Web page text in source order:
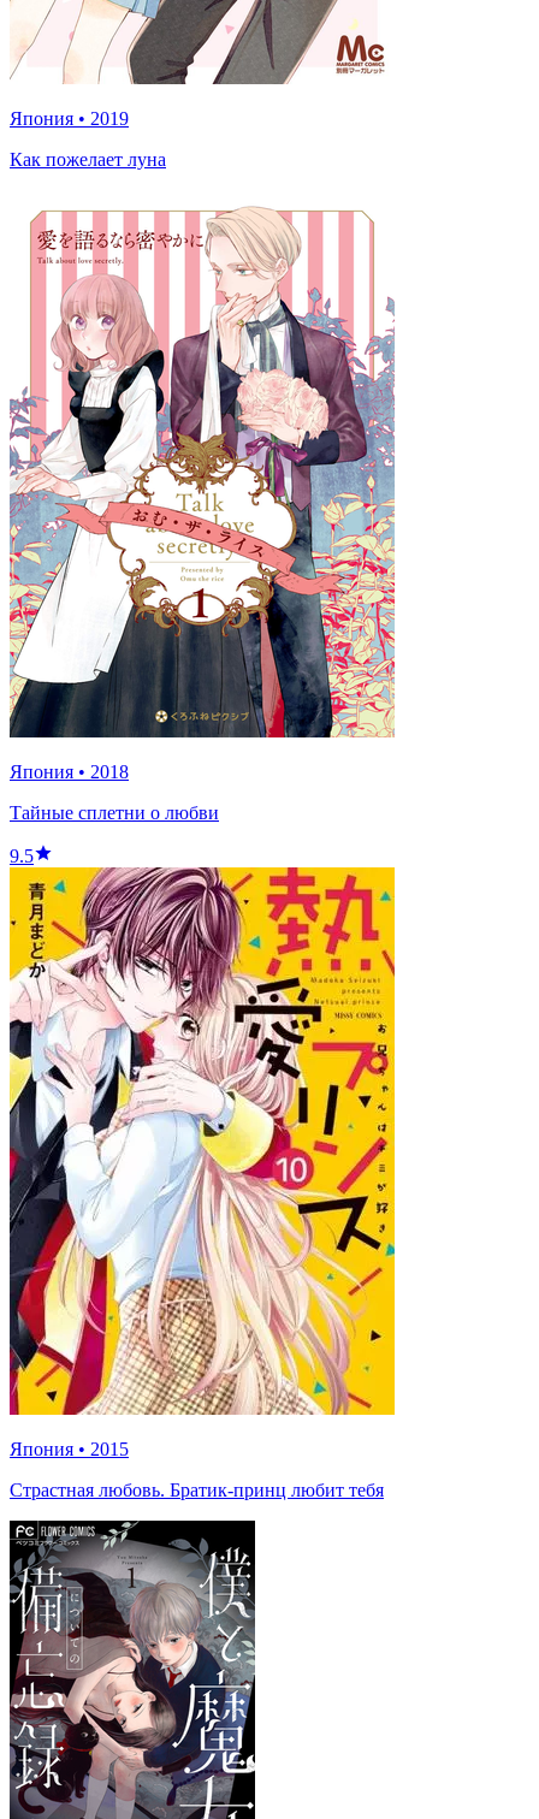
Япония • 2019
Как пожелает луна
Япония • 2018
Тайные сплетни о любви
9.5
Япония • 2015
Страстная любовь. Братик-принц любит тебя